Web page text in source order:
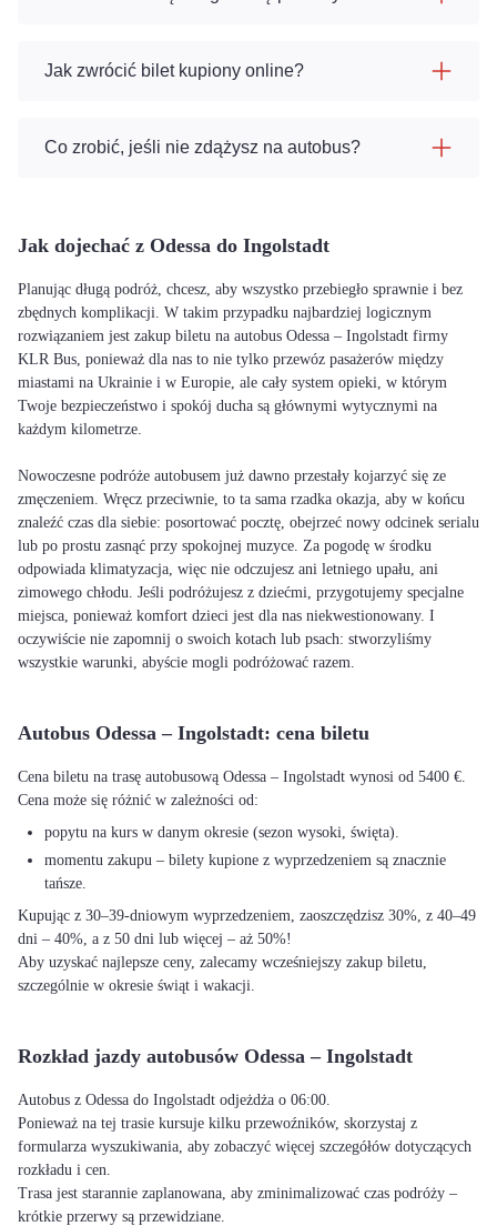
Jak zwrócić bilet kupiony online?
Co zrobić, jeśli nie zdążysz na autobus?
Jak dojechać z Odessa do Ingolstadt
Planując długą podróż, chcesz, aby wszystko przebiegło sprawnie i bez
zbędnych komplikacji. W takim przypadku najbardziej logicznym
rozwiązaniem jest zakup biletu na autobus Odessa – Ingolstadt firmy
KLR Bus, ponieważ dla nas to nie tylko przewóz pasażerów między
miastami na Ukrainie i w Europie, ale cały system opieki, w którym
Twoje bezpieczeństwo i spokój ducha są głównymi wytycznymi na
każdym kilometrze.
Nowoczesne podróże autobusem już dawno przestały kojarzyć się ze
zmęczeniem. Wręcz przeciwnie, to ta sama rzadka okazja, aby w końcu
znaleźć czas dla siebie: posortować pocztę, obejrzeć nowy odcinek serialu
lub po prostu zasnąć przy spokojnej muzyce. Za pogodę w środku
odpowiada klimatyzacja, więc nie odczujesz ani letniego upału, ani
zimowego chłodu. Jeśli podróżujesz z dziećmi, przygotujemy specjalne
miejsca, ponieważ komfort dzieci jest dla nas niekwestionowany. I
oczywiście nie zapomnij o swoich kotach lub psach: stworzyliśmy
wszystkie warunki, abyście mogli podróżować razem.
Autobus Odessa – Ingolstadt: cena biletu
Cena biletu na trasę autobusową Odessa – Ingolstadt wynosi od 5400 €.
Cena może się różnić w zależności od:
popytu na kurs w danym okresie (sezon wysoki, święta).
momentu zakupu – bilety kupione z wyprzedzeniem są znacznie
tańsze.
Kupując z 30–39-dniowym wyprzedzeniem, zaoszczędzisz 30%, z 40–49
dni – 40%, a z 50 dni lub więcej – aż 50%!
Aby uzyskać najlepsze ceny, zalecamy wcześniejszy zakup biletu,
szczególnie w okresie świąt i wakacji.
Rozkład jazdy autobusów Odessa – Ingolstadt
Autobus z Odessa do Ingolstadt odjeżdża o 06:00.
Ponieważ na tej trasie kursuje kilku przewoźników, skorzystaj z
formularza wyszukiwania, aby zobaczyć więcej szczegółów dotyczących
rozkładu i cen.
Trasa jest starannie zaplanowana, aby zminimalizować czas podróży –
krótkie przerwy są przewidziane.